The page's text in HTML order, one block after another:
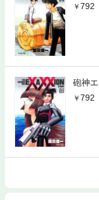
792
砲神
792